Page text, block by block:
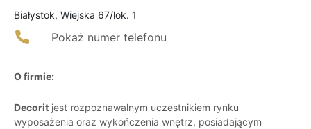
Białystok, Wiejska 67/lok. 1
Pokaż numer telefonu
O firmie:
Decorit jest rozpoznawalnym uczestnikiem rynku
wyposażenia oraz wykończenia wnętrz, posiadającym